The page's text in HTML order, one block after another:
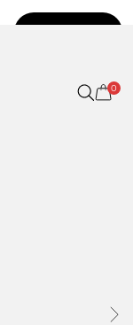
0